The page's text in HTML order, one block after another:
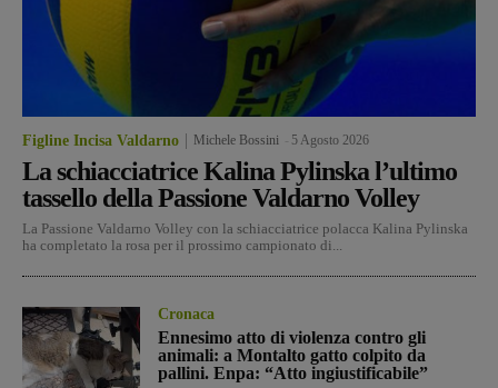
Figline Incisa Valdarno Michele Bossini 5 Agosto 2026
La schiacciatrice Kalina Pylinska l’ultimo
tassello della Passione Valdarno Volley
La Passione Valdarno Volley con la schiacciatrice polacca Kalina Pylinska
ha completato la rosa per il prossimo campionato di...
Cronaca
Ennesimo atto di violenza contro gli
animali: a Montalto gatto colpito da
pallini. Enpa: “Atto ingiustificabile”